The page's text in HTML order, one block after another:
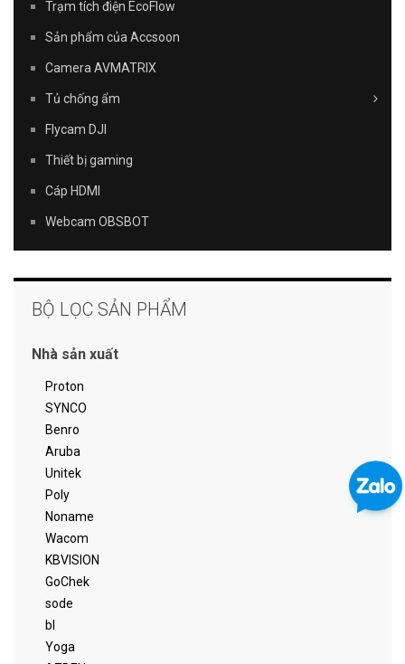
Trạm tích điện EcoFlow
Sản phẩm của Accsoon
Camera AVMATRIX
Tủ chống ẩm
Flycam DJI
Thiết bị gaming
Cáp HDMI
Webcam OBSBOT
BỘ LỌC SẢN PHẨM
Nhà sản xuất
Proton
SYNCO
Benro
Aruba
Unitek
Poly
Noname
Wacom
KBVISION
GoChek
sode
bl
Yoga